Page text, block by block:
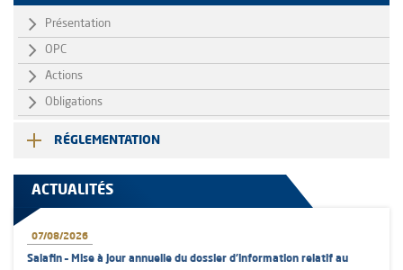
Présentation
OPC
Actions
Obligations
RÉGLEMENTATION
ACTUALITÉS
07/08/2026
Salafin – Mise à jour annuelle du dossier d’information relatif au